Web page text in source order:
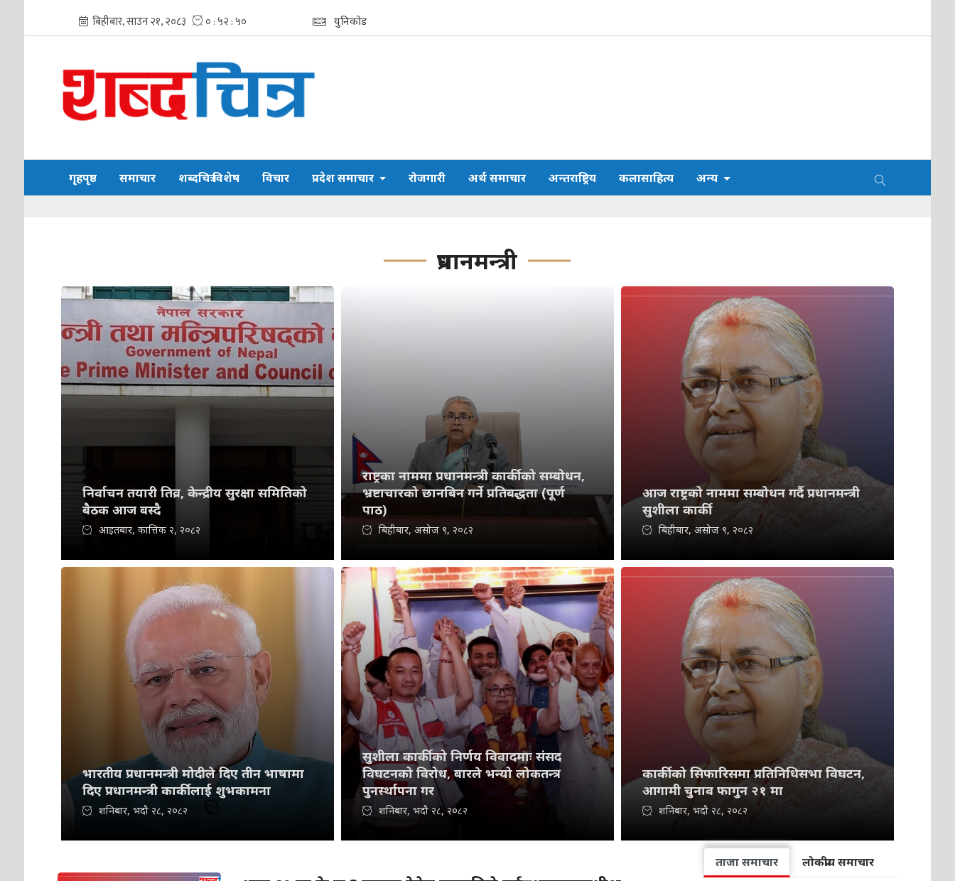
युनिकोड
गृहपृष्ठ समाचार शब्दचित्र विशेष विचार प्रदेश समाचार रोजगारी अर्थ समाचार अन्तराष्ट्रिय कलासाहित्य अन्य
प्रधानमन्त्री
निर्वाचन तयारी तिव्र, केन्द्रीय सुरक्षा समितिको
बैठक आज बस्दै
आइतबार, कात्तिक २, २०८२
राष्ट्रका नाममा प्रधानमन्त्री कार्कीको सम्बोधन,
भ्रष्टाचारको छानबिन गर्ने प्रतिबद्धता (पूर्ण
पाठ)
बिहीबार, असोज ९, २०८२
आज राष्ट्रको नाममा सम्बोधन गर्दै प्रधानमन्त्री
सुशीला कार्की
बिहीबार, असोज ९, २०८२
भारतीय प्रधानमन्त्री मोदीले दिए तीन भाषामा
दिए प्रधानमन्त्री कार्कीलाई शुभकामना
शनिबार, भदौ २८, २०८२
सुशीला कार्कीको निर्णय विवादमाः संसद
विघटनको विरोध, बारले भन्यो लोकतन्त्र
पुनर्स्थापना गर
शनिबार, भदौ २८, २०८२
कार्कीको सिफारिसमा प्रतिनिधिसभा विघटन,
आगामी चुनाव फागुन २१ मा
शनिबार, भदौ २८, २०८२
ताजा समाचार लोकप्रीय समाचार